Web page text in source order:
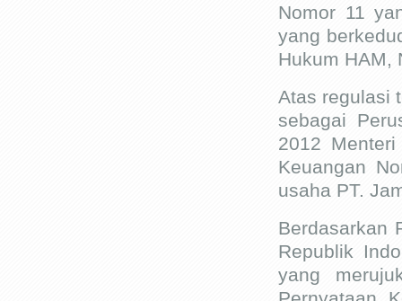
Nomor 11
yang
Hukum HAM,
Atas regulasi
sebagai
2012
Keuangan
usaha PT.
Berdasarkan
Republik
yang